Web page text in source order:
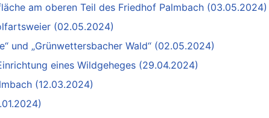
am oberen Teil des Friedhof Palmbach (03.05.2024)
(02.05.2024)
und „Grünwettersbacher Wald“ (02.05.2024)
eines Wildgeheges (29.04.2024)
(12.03.2024)